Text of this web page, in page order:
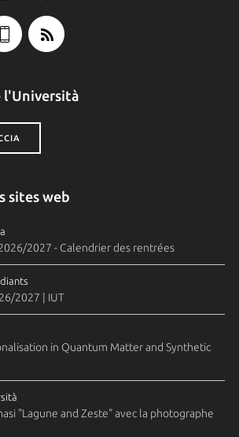
l'Università
sites web
2027 - Calendrier des rentrées
2027 | IUT
in Quantum Matter and Synthetic
"Lagune and Zeste" avec la photographe